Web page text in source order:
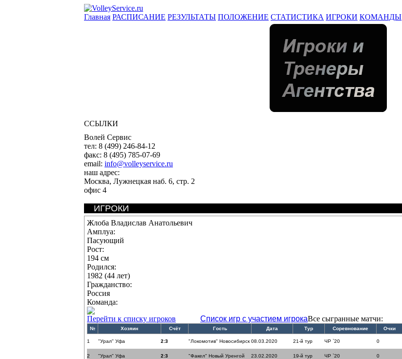
Главная РАСПИСАНИЕ РЕЗУЛЬТАТЫ ПОЛОЖЕНИЕ СТАТИСТИКА ИГРОКИ КОМАНДЫ
ССЫЛКИ
Волей Сервис
тел: 8 (499) 246-84-12
факс: 8 (495) 785-07-69
email: info@volleyservice.ru
наш адрес:
Москва, Лужнецкая наб. 6, стр. 2
офис 4
ИГРОКИ
Жлоба Владислав Анатольевич
Амплуа:
Пасующий
Рост:
194 см
Родился:
1982 (44 лет)
Гражданство:
Россия
Команда:
Перейти к списку игроков
Список игр с участием игрокаВсе сыгранные матчи:
№ Хозяин Счёт Гость Дата Тур Соревнование Очки
1 "Урал" Уфа 2:3 "Локомотив" Новосибирск 08.03.2020 21-й тур ЧР `20 0
2 "Урал" Уфа 2:3 "Факел" Новый Уренгой 23.02.2020 19-й тур ЧР `20 0